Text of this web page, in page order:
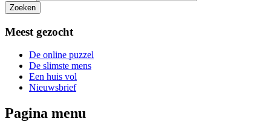
Zoeken
Meest gezocht
De online puzzel
De slimste mens
Een huis vol
Nieuwsbrief
Pagina menu